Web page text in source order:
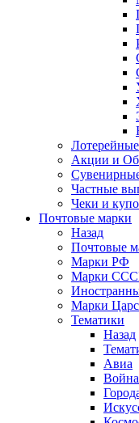
Акции и
Частные
Чеки и
Почтовые марки
Назад
Почтовые
Марки РФ
Марки
Марки
Тематики
Назад
Авиа
Война